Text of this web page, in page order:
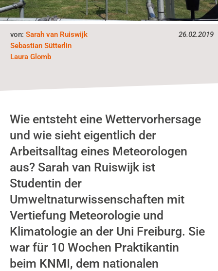
26.02.2019
von:Sarah van Ruiswijk
Sebastian Sütterlin
Laura Glomb
Wie entsteht eine Wettervorhersage
und wie sieht eigentlich der
Arbeitsalltag eines Meteorologen
aus? Sarah van Ruiswijk ist
Studentin der
Umweltnaturwissenschaften mit
Vertiefung Meteorologie und
Klimatologie an der Uni Freiburg. Sie
war für 10 Wochen Praktikantin
beim KNMI, dem nationalen